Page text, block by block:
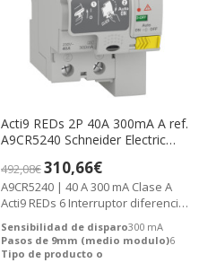
Acti9 REDs 2P 40A 300mA A ref.
A9CR5240 Schneider Electric
492,08€310,66€
A9CR5240 | 40 A 300 mA Clase A
Acti9 REDs 6 Interruptor diferencial
Sensibilidad de disparo300 mA
Pasos de 9mm (medio modulo)6
Tipo de producto o